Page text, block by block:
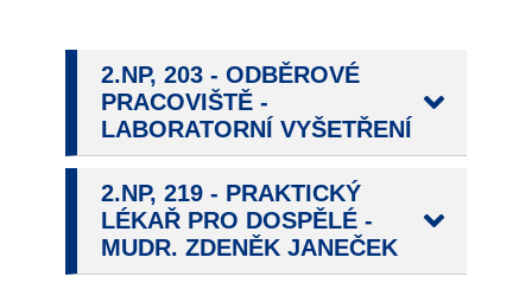
2.NP, 203 - ODBĚROVÉ
PRACOVIŠTĚ -
LABORATORNÍ VYŠETŘENÍ
2.NP, 219 - PRAKTICKÝ
LÉKAŘ PRO DOSPĚLÉ -
MUDR. ZDENĚK JANEČEK
cookies
zpracováváme
souhrnně, bez
použití
které ukazují
na konkrétní
uživatelé